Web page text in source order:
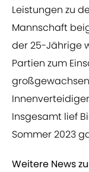
Leistungen zu
Mannschaft
der 25-Jährige
Partien zum
Insgesamt lief
Sommer 2023
Weitere News